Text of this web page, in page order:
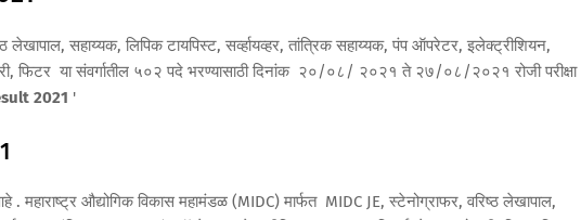
लेखापाल, सहाय्यक, लिपिक टायपिस्ट, सर्व्हायव्हर, तांत्रिक सहाय्यक, पंप ऑपरेटर, इलेक्ट्रीशियन,
फिटर या संवर्गातील ५०२ पदे भरण्यासाठी दिनांक २०/०८/ २०२१ ते २७/०८/२०२१ रोजी परीक्षा
2021 '
महाराष्ट्र औद्योगिक विकास महामंडळ (MIDC) मार्फत MIDC JE, स्टेनोग्राफर, वरिष्ठ लेखापाल,